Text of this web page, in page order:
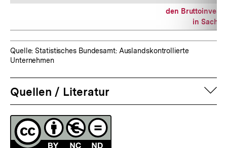
den
in
Quelle: Statistisches Bundesamt: Auslandskontrollierte
Unternehmen
Quellen / Literatur
Fussnoten
Lizenz